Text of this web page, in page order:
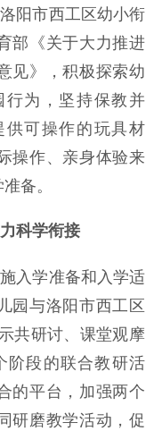
阳市西工区幼小衔
部《关于大力推进
见》，积极探索幼
为，坚持保教并
可操作的玩具材
操作、亲身体验来
备。
科学衔接
入学准备和入学适
园与洛阳市西工区
共研讨、课堂观摩
阶段的联合教研活
的平台，加强两个
研磨教学活动，促